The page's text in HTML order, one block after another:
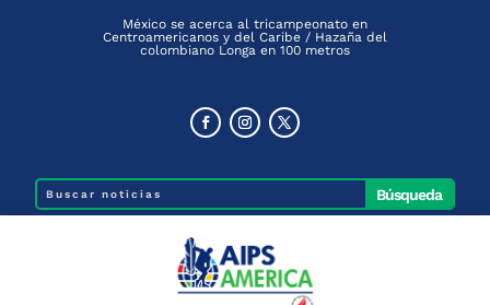
México se acerca al tricampeonato en
Centroamericanos y del Caribe / Hazaña del
colombiano Longa en 100 metros